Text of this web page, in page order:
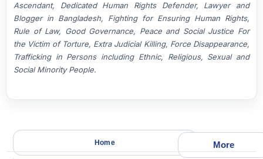
Ascendant, Dedicated Human Rights Defender, Lawyer and
Blogger in Bangladesh, Fighting for Ensuring Human Rights,
Rule of Law, Good Governance, Peace and Social Justice For
the Victim of Torture, Extra Judicial Killing, Force Disappearance,
Trafficking in Persons including Ethnic, Religious, Sexual and
Social Minority People.
More
Home